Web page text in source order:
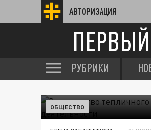
АВТОРИЗАЦИЯ
РУБРИКИ
ОБЩЕСТВО